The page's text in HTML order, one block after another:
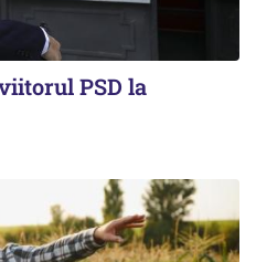
PSD la